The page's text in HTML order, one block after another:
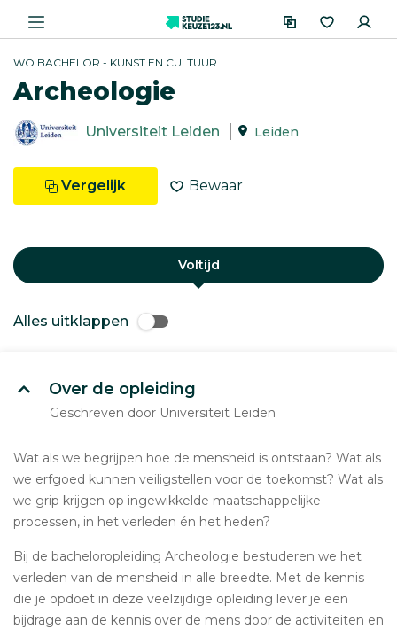
WO BACHELOR - KUNST EN CULTUUR
Archeologie
Universiteit Leiden Leiden
Vergelijk Bewaar
Voltijd
Alles uitklappen
Over de opleiding
Geschreven door Universiteit Leiden
Wat als we begrijpen hoe de mensheid is ontstaan? Wat als
we erfgoed kunnen veiligstellen voor de toekomst? Wat als
we grip krijgen op ingewikkelde maatschappelijke
processen, in het verleden én het heden?
Bij de bacheloropleiding Archeologie bestuderen we het
verleden van de mensheid in alle breedte. Met de kennis
die je opdoet in deze veelzijdige opleiding lever je een
bijdrage aan de kennis over de mens door de activiteiten en